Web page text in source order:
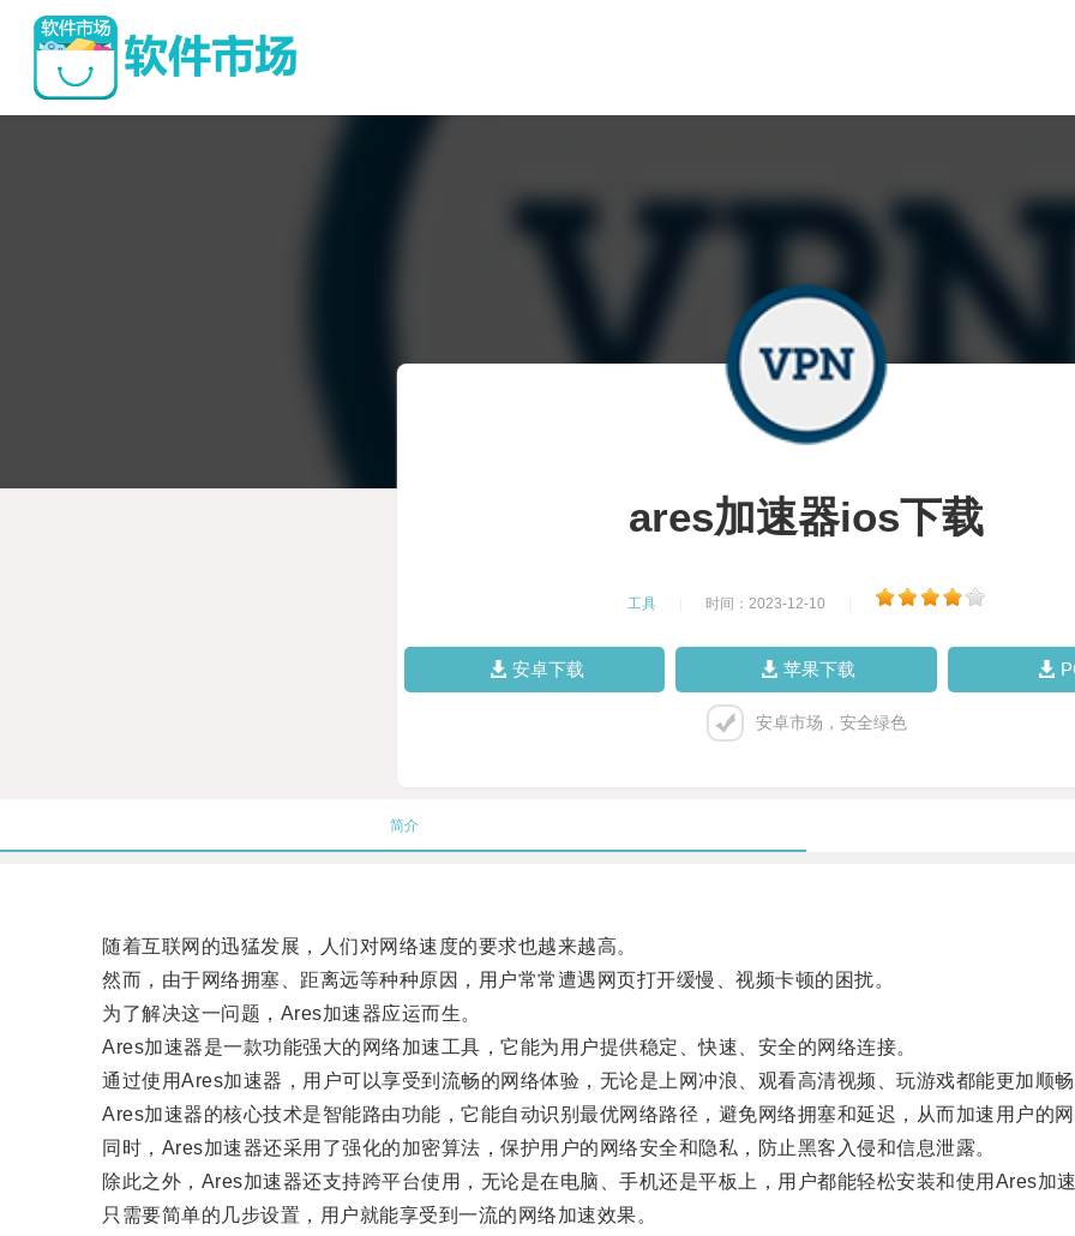
ares加速器ios下载
工具 时间：2023-12-10
安卓下载 苹果下载
安卓市场，安全绿色
简介
随着互联网的迅猛发展，人们对网络速度的要求也越来越高。
然而，由于网络拥塞、距离远等种种原因，用户常常遭遇网页打开缓慢、视频卡顿的困扰。
为了解决这一问题，Ares加速器应运而生。
Ares加速器是一款功能强大的网络加速工具，它能为用户提供稳定、快速、安全的网络连接。
通过使用Ares加速器，用户可以享受到流畅的网络体验，无论是上网冲浪、观看高清视频、玩游戏都能更加顺畅
Ares加速器的核心技术是智能路由功能，它能自动识别最优网络路径，避免网络拥塞和延迟，从而加速用户的网
同时，Ares加速器还采用了强化的加密算法，保护用户的网络安全和隐私，防止黑客入侵和信息泄露。
除此之外，Ares加速器还支持跨平台使用，无论是在电脑、手机还是平板上，用户都能轻松安装和使用Ares加速
只需要简单的几步设置，用户就能享受到一流的网络加速效果。